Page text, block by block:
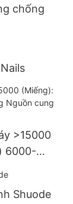
chống
>15000
6000-
Shuode